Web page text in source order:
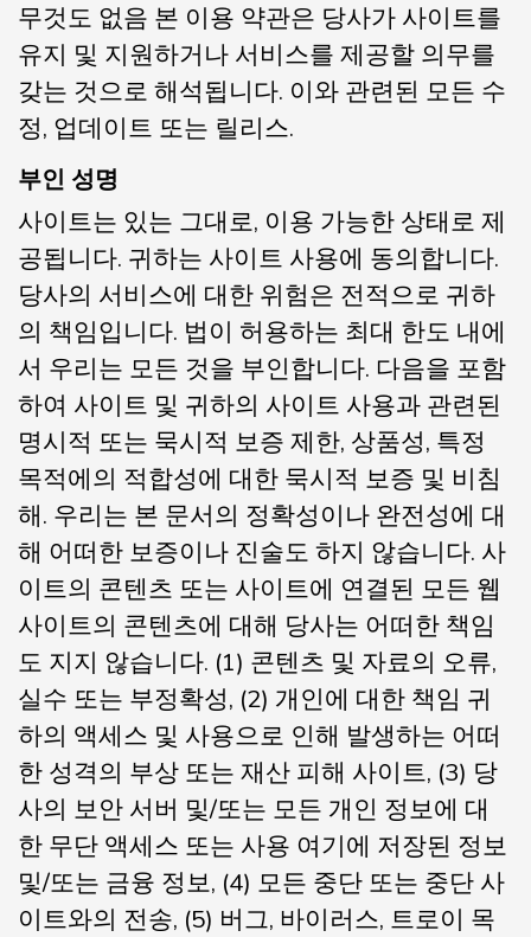
무것도 없음 본 이용 약관은 당사가 사이트를
유지 및 지원하거나 서비스를 제공할 의무를
갖는 것으로 해석됩니다. 이와 관련된 모든 수
정, 업데이트 또는 릴리스.
부인 성명
사이트는 있는 그대로, 이용 가능한 상태로 제
공됩니다. 귀하는 사이트 사용에 동의합니다.
당사의 서비스에 대한 위험은 전적으로 귀하
의 책임입니다. 법이 허용하는 최대 한도 내에
서 우리는 모든 것을 부인합니다. 다음을 포함
하여 사이트 및 귀하의 사이트 사용과 관련된
명시적 또는 묵시적 보증 제한, 상품성, 특정
목적에의 적합성에 대한 묵시적 보증 및 비침
해. 우리는 본 문서의 정확성이나 완전성에 대
해 어떠한 보증이나 진술도 하지 않습니다. 사
이트의 콘텐츠 또는 사이트에 연결된 모든 웹
사이트의 콘텐츠에 대해 당사는 어떠한 책임
도 지지 않습니다. (1) 콘텐츠 및 자료의 오류,
실수 또는 부정확성, (2) 개인에 대한 책임 귀
하의 액세스 및 사용으로 인해 발생하는 어떠
한 성격의 부상 또는 재산 피해 사이트, (3) 당
사의 보안 서버 및/또는 모든 개인 정보에 대
한 무단 액세스 또는 사용 여기에 저장된 정보
및/또는 금융 정보, (4) 모든 중단 또는 중단 사
이트와의 전송, (5) 버그, 바이러스, 트로이 목